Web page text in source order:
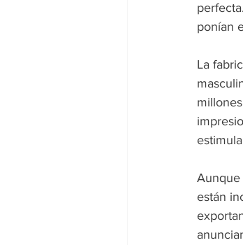
ponían
La
Aunque
están